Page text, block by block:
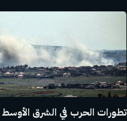
تطورات الحرب في الشرق الأوسط